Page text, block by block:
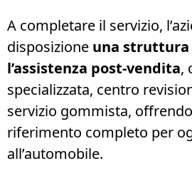
A completare il servizio,
disposizione una
l’assistenza post-vendita,
specializzata, centro
servizio gommista,
riferimento completo per
all’automobile.